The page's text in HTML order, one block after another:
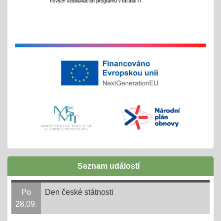
tradiční červnové akce
inovativní vzdělávání
Buďme EKO, buďme FAJN
inov. vzdělávání Šablony II OPJAK
celoškolní projekt
Zápisy do ZŠ pro školní rok 2025/2026
1. - 30. 4. + následně do 31. 8. 2025
online 1. - 11. 4. 2025
Seznam událostí
Po
28.09.
Den české státnosti